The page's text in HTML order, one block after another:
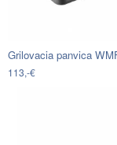
113,-€